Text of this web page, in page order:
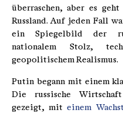
überraschen, aber es
Russland. Auf jeden Fall
ein Spiegelbild der
nationalem Stolz,
geopolitischem Realismus.
Putin begann mit einem
Die russische
gezeigt, miteinem